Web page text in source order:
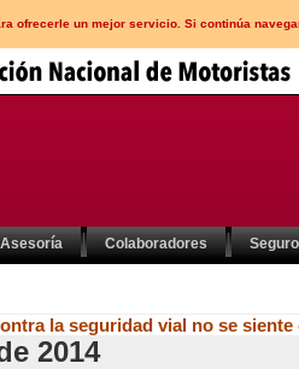
ofrecerle un mejor servicio. Si continúa
Asesoría Colaboradores
la seguridad vial no se
2014